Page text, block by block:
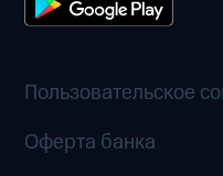
Пользовательское
Оферта банка